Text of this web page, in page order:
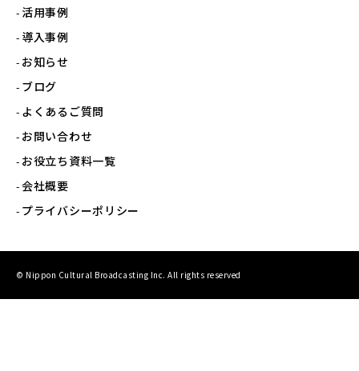
活用事例
導入事例
お知らせ
ブログ
よくあるご質問
お問い合わせ
お役立ち資料一覧
会社概要
プライバシーポリシー
© Nippon Cultural Broadcasting Inc. All rights reserved